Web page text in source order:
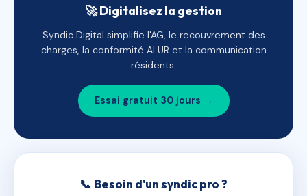
🚀 Digitalisez la gestion
Syndic Digital simplifie l'AG, le recouvrement des
charges, la conformité ALUR et la communication
résidents.
Essai gratuit 30 jours →
📞 Besoin d'un syndic pro ?